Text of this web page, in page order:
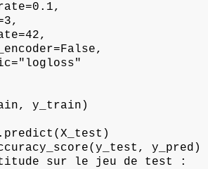
y_train)
y_pred)
sur le jeu de test :